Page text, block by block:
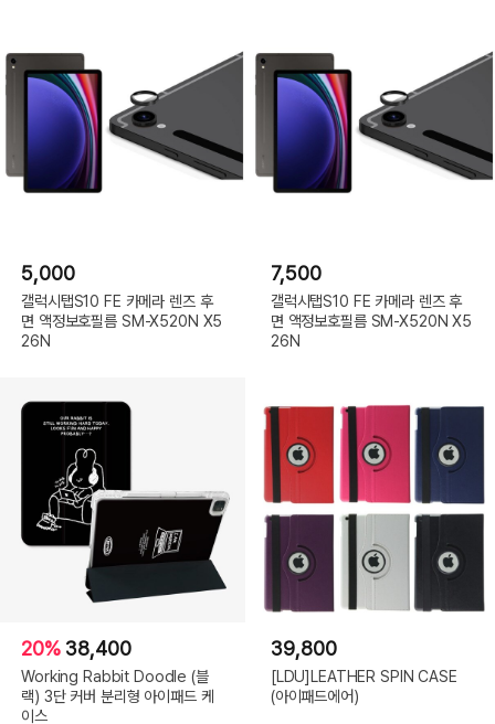
5,000
갤럭시탭S10 FE 카메라 렌즈 후
면 액정보호필름 SM-X520N X5
26N
7,500
갤럭시탭S10 FE 카메라 렌즈 후
면 액정보호필름 SM-X520N X5
26N
20% 38,400
Working Rabbit Doodle (블
랙) 3단 커버 분리형 아이패드 케
이스
39,800
[LDU]LEATHER SPIN CASE
(아이패드에어)